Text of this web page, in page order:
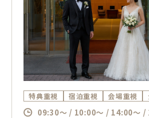
特典重視 宿泊重視 会場重視
09:30～ / 10:00～ / 14:00～ /